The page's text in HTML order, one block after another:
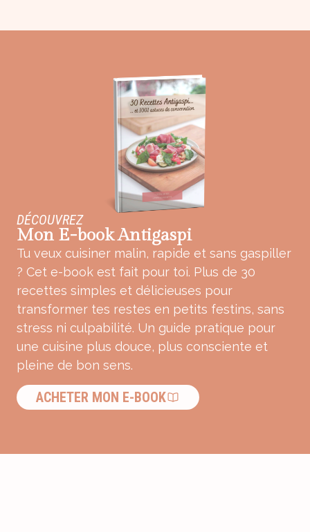
DÉCOUVREZ
Mon E-book Antigaspi
Tu veux cuisiner malin, rapide et sans gaspiller
? Cet e-book est fait pour toi. Plus de 30
recettes simples et délicieuses pour
transformer tes restes en petits festins, sans
stress ni culpabilité. Un guide pratique pour
une cuisine plus douce, plus consciente et
pleine de bon sens.
ACHETER MON E-BOOK